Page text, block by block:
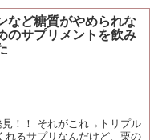
など糖質がやめられな
のサプリメントを飲み
見！！ それがこれ→トリプル
れるサプリなんだけど、栗の